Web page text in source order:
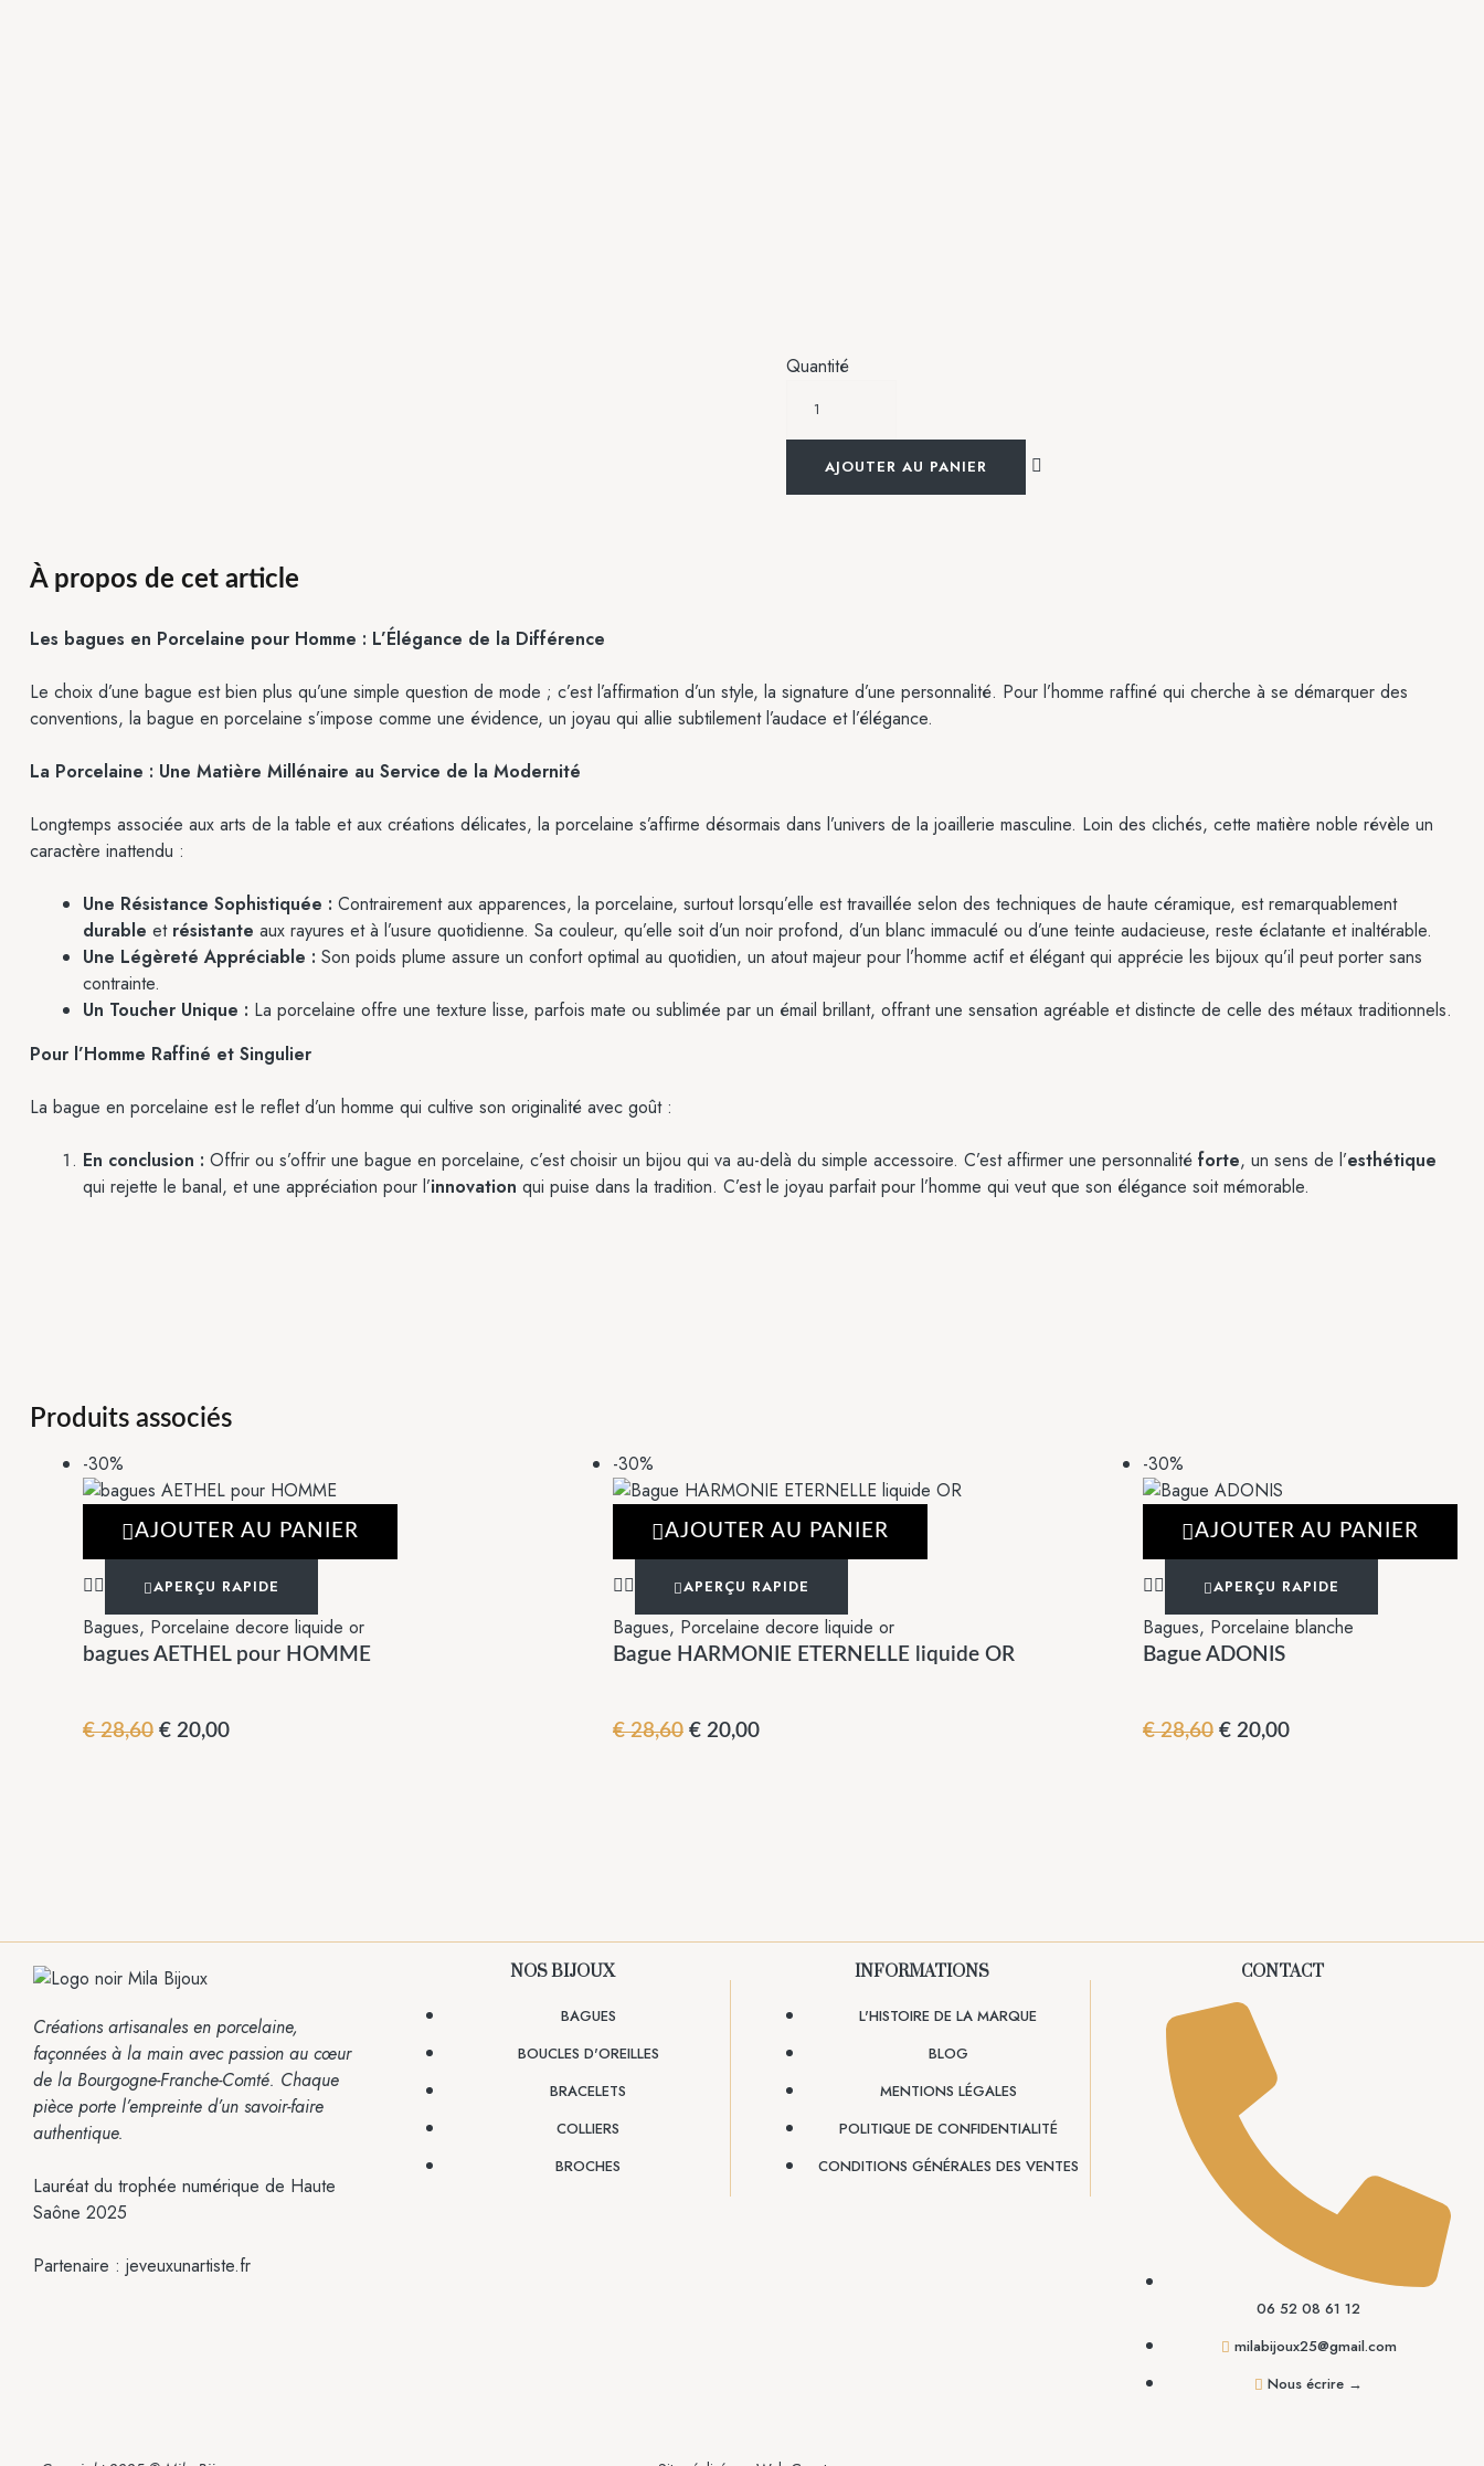
Quantité
AJOUTER AU PANIER
À propos de cet article
Les bagues en Porcelaine pour Homme : L’Élégance de la Différence
Le choix d’une bague est bien plus qu’une simple question de mode ; c’est l’affirmation d’un style, la signature d’une personnalité. Pour l’homme raffiné qui cherche à se démarquer des
conventions, la bague en porcelaine s’impose comme une évidence, un joyau qui allie subtilement l’audace et l’élégance.
La Porcelaine : Une Matière Millénaire au Service de la Modernité
Longtemps associée aux arts de la table et aux créations délicates, la porcelaine s’affirme désormais dans l’univers de la joaillerie masculine. Loin des clichés, cette matière noble révèle un
caractère inattendu :
Une Résistance Sophistiquée : Contrairement aux apparences, la porcelaine, surtout lorsqu’elle est travaillée selon des techniques de haute céramique, est remarquablement
durable et résistante aux rayures et à l’usure quotidienne. Sa couleur, qu’elle soit d’un noir profond, d’un blanc immaculé ou d’une teinte audacieuse, reste éclatante et inaltérable.
Une Légèreté Appréciable : Son poids plume assure un confort optimal au quotidien, un atout majeur pour l’homme actif et élégant qui apprécie les bijoux qu’il peut porter sans
contrainte.
Un Toucher Unique : La porcelaine offre une texture lisse, parfois mate ou sublimée par un émail brillant, offrant une sensation agréable et distincte de celle des métaux traditionnels.
Pour l’Homme Raffiné et Singulier
La bague en porcelaine est le reflet d’un homme qui cultive son originalité avec goût :
En conclusion : Offrir ou s’offrir une bague en porcelaine, c’est choisir un bijou qui va au-delà du simple accessoire. C’est affirmer une personnalité forte, un sens de l’esthétique
qui rejette le banal, et une appréciation pour l’innovation qui puise dans la tradition. C’est le joyau parfait pour l’homme qui veut que son élégance soit mémorable.
Produits associés
-30%
AJOUTER AU PANIER
APERÇU RAPIDE
Bagues, Porcelaine decore liquide or
bagues AETHEL pour HOMME
€28,60 € 20,00
-30%
AJOUTER AU PANIER
APERÇU RAPIDE
Bagues, Porcelaine decore liquide or
Bague HARMONIE ETERNELLE liquide OR
€28,60 € 20,00
-30%
AJOUTER AU PANIER
APERÇU RAPIDE
Bagues, Porcelaine blanche
Bague ADONIS
€28,60 € 20,00
Créations artisanales en porcelaine,
façonnées à la main avec passion au cœur
de la Bourgogne-Franche-Comté. Chaque
pièce porte l’empreinte d’un savoir-faire
authentique.
Lauréat du trophée numérique de Haute
Saône 2025
Partenaire : jeveuxunartiste.fr
NOS BIJOUX
BAGUES
BOUCLES D'OREILLES
BRACELETS
COLLIERS
BROCHES
INFORMATIONS
L'HISTOIRE DE LA MARQUE
BLOG
MENTIONS LÉGALES
POLITIQUE DE CONFIDENTIALITÉ
CONDITIONS GÉNÉRALES DES VENTES
CONTACT
06 52 08 61 12
milabijoux25@gmail.com
Nous écrire →